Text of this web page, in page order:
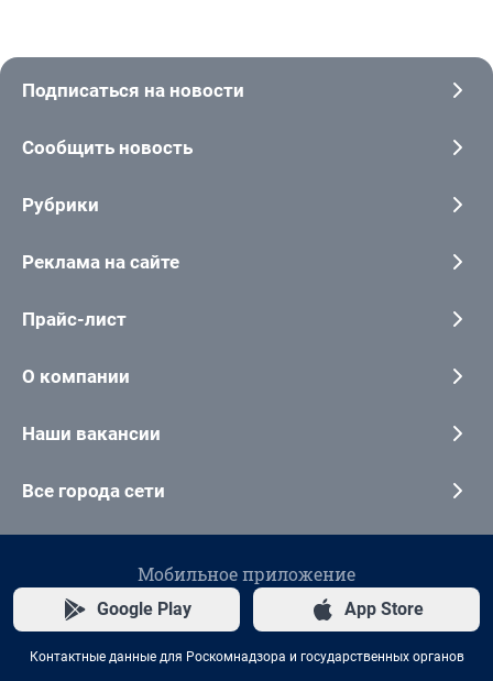
Подписаться на новости
Сообщить новость
Рубрики
Реклама на сайте
Прайс-лист
О компании
Наши вакансии
Все города сети
Мобильное приложение
Google Play App Store
Контактные данные для Роскомнадзора и государственных органов